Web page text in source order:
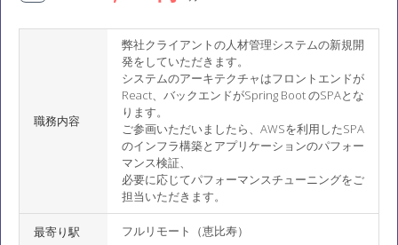
職務内容
弊社クライアントの人材管理システムの新規開
発をしていただきます。
システムのアーキテクチャはフロントエンドが
React、バックエンドがSpring Boot のSPAとな
ります。
ご参画いただいましたら、AWSを利用したSPA
のインフラ構築とアプリケーションのパフォー
マンス検証、
必要に応じてパフォーマンスチューニングをご
担当いただきます。
最寄り駅 フルリモート（恵比寿）